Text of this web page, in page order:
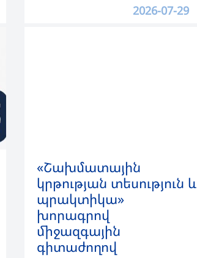
2026-07-29
«Շախմատային
կրթության տեսություն և
պրակտիկա»
խորագրով
միջազգային
գիտաժողով